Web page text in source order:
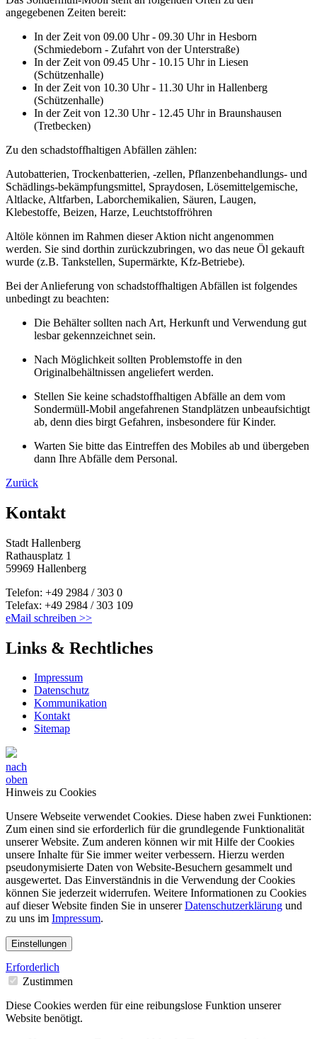
angegebenen Zeiten bereit:
In der Zeit von 09.00 Uhr - 09.30 Uhr in Hesborn
(Schmiedeborn - Zufahrt von der Unterstraße)
In der Zeit von 09.45 Uhr - 10.15 Uhr in Liesen
(Schützenhalle)
In der Zeit von 10.30 Uhr - 11.30 Uhr in Hallenberg
(Schützenhalle)
In der Zeit von 12.30 Uhr - 12.45 Uhr in Braunshausen
(Tretbecken)
Zu den schadstoffhaltigen Abfällen zählen:
Autobatterien, Trockenbatterien, -zellen, Pflanzenbehandlungs- und
Schädlings-bekämpfungsmittel, Spraydosen, Lösemittelgemische,
Altlacke, Altfarben, Laborchemikalien, Säuren, Laugen,
Klebestoffe, Beizen, Harze, Leuchtstoffröhren
Altöle können im Rahmen dieser Aktion nicht angenommen
werden. Sie sind dorthin zurückzubringen, wo das neue Öl gekauft
wurde (z.B. Tankstellen, Supermärkte, Kfz-Betriebe).
Bei der Anlieferung von schadstoffhaltigen Abfällen ist folgendes
unbedingt zu beachten:
Die Behälter sollten nach Art, Herkunft und Verwendung gut
lesbar gekennzeichnet sein.
Nach Möglichkeit sollten Problemstoffe in den
Originalbehältnissen angeliefert werden.
Stellen Sie keine schadstoffhaltigen Abfälle an dem vom
Sondermüll-Mobil angefahrenen Standplätzen unbeaufsichtigt
ab, denn dies birgt Gefahren, insbesondere für Kinder.
Warten Sie bitte das Eintreffen des Mobiles ab und übergeben
dann Ihre Abfälle dem Personal.
Zurück
Kontakt
Stadt Hallenberg
Rathausplatz 1
59969 Hallenberg
Telefon: +49 2984 / 303 0
Telefax: +49 2984 / 303 109
eMail schreiben >>
Links & Rechtliches
Impressum
Datenschutz
Kommunikation
Kontakt
Sitemap
nach
oben
Hinweis zu Cookies
Unsere Webseite verwendet Cookies. Diese haben zwei Funktionen:
Zum einen sind sie erforderlich für die grundlegende Funktionalität
unserer Website. Zum anderen können wir mit Hilfe der Cookies
unsere Inhalte für Sie immer weiter verbessern. Hierzu werden
pseudonymisierte Daten von Website-Besuchern gesammelt und
ausgewertet. Das Einverständnis in die Verwendung der Cookies
können Sie jederzeit widerrufen. Weitere Informationen zu Cookies
auf dieser Website finden Sie in unsererDatenschutzerklärung und
zu uns im Impressum.
Einstellungen
Erforderlich
Zustimmen
Diese Cookies werden für eine reibungslose Funktion unserer
Website benötigt.